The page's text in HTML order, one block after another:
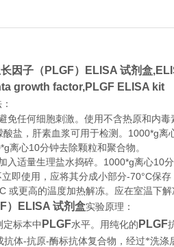
因子（PLGF）ELISA 试剂盒,
growth factor,PLGF ELISA kit
何细胞刺激。使用不含热原和内毒
肝素血浆可用于检测。1000*g离心
10分钟去除颗粒和聚合物。
量生理盐水捣碎。1000*g离心10分
用，应将其分成小部分-70°C保存，
或更高的温度加热解冻。应在室温下解
）ELISA 试剂盒实验原理 ：
定标本中 PLGF水平。用纯化的 PLGF
抗体-抗原-酶标抗体复合物，经过*洗涤